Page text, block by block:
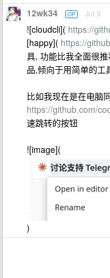
12wk34 OP Jul 9
![cloudcli]( https://
[happy]( https://
具, 功能比我全面很
品,倾向于用简单的工
比如我现在是在电脑
https://github.com/
速跳转的按钮
![image](
)